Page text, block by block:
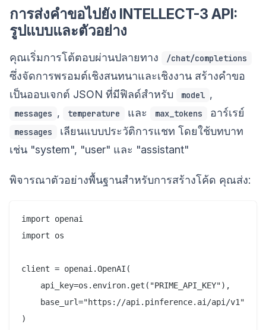
การส่งคำขอไปยัง INTELLECT-3 API:
รูปแบบและตัวอย่าง
คุณเริ่มการโต้ตอบผ่านปลายทาง /chat/completions
ซึ่งจัดการพรอมต์เชิงสนทนาและเชิงงาน สร้างคำขอ
เป็นออบเจกต์ JSON ที่มีฟิลด์สำหรับ
model ,
messages , temperature และ max_tokens อาร์เรย์
messages
เลียนแบบประวัติการแชท โดยใช้บทบาท
เช่น "system", "user" และ "assistant"
พิจารณาตัวอย่างพื้นฐานสำหรับการสร้างโค้ด คุณส่ง:
import openai
import os
client = openai.OpenAI(
    api_key=os.environ.get("PRIME_API_KEY"),
    base_url="https://api.pinference.ai/api/v1"
)